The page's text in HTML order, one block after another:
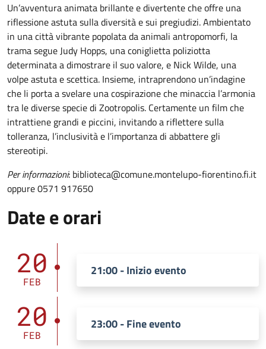
Un’avventura animata brillante e divertente che offre una
riflessione astuta sulla diversità e sui pregiudizi. Ambientato
in una città vibrante popolata da animali antropomorfi, la
trama segue Judy Hopps, una coniglietta poliziotta
determinata a dimostrare il suo valore, e Nick Wilde, una
volpe astuta e scettica. Insieme, intraprendono un’indagine
che li porta a svelare una cospirazione che minaccia l’armonia
tra le diverse specie di Zootropolis. Certamente un film che
intrattiene grandi e piccini, invitando a riflettere sulla
tolleranza, l’inclusività e l’importanza di abbattere gli
stereotipi.
Per informazioni: biblioteca@comune.montelupo-fiorentino.fi.it
oppure 0571 917650
Date e orari
20
FEB
21:00 - Inizio evento
20
FEB
23:00 - Fine evento